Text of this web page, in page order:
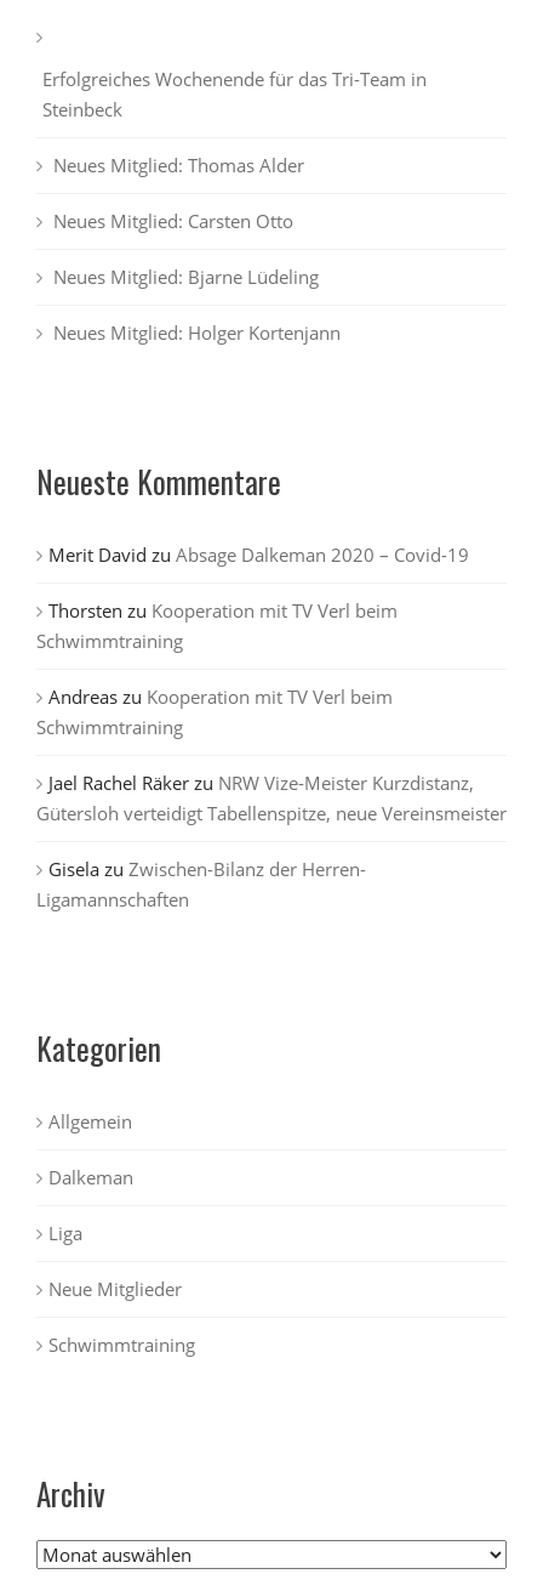
Erfolgreiches Wochenende für das Tri-Team in
Steinbeck
Neues Mitglied: Thomas Alder
Neues Mitglied: Carsten Otto
Neues Mitglied: Bjarne Lüdeling
Neues Mitglied: Holger Kortenjann
Neueste Kommentare
Merit David zu Absage Dalkeman 2020 – Covid-19
Thorsten zu Kooperation mit TV Verl beim
Schwimmtraining
Andreas zu Kooperation mit TV Verl beim
Schwimmtraining
Jael Rachel Räker zu NRW Vize-Meister Kurzdistanz,
Gütersloh verteidigt Tabellenspitze, neue Vereinsmeister
Gisela zu Zwischen-Bilanz der Herren-
Ligamannschaften
Kategorien
Allgemein
Dalkeman
Liga
Neue Mitglieder
Schwimmtraining
Archiv